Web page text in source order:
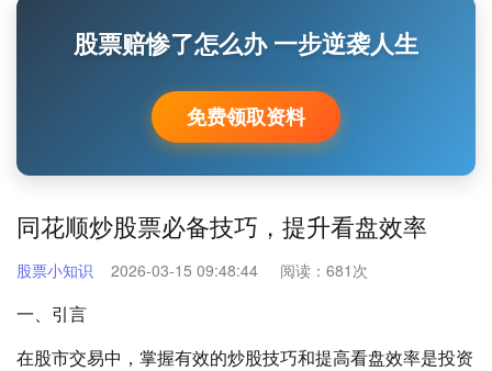
股票赔惨了怎么办 一步逆袭人生
免费领取资料
同花顺炒股票必备技巧，提升看盘效率
股票小知识 2026-03-15 09:48:44 阅读： 681次
一、引言
在股市交易中，掌握有效的炒股技巧和提高看盘效率是投资